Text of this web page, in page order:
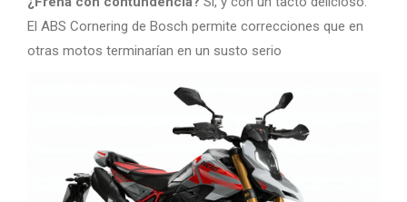
El ABS Cornering de Bosch permite correcciones que en
otras motos terminarían en un susto serio